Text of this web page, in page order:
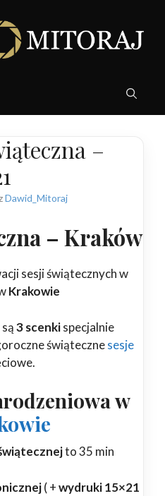
–
Dawid_Mitoraj
– Kraków
sesji świątecznych w
Krakowie
3 scenkispecjalnie
świątecznesesje
w
to 35 min
( +wydruki 15×21